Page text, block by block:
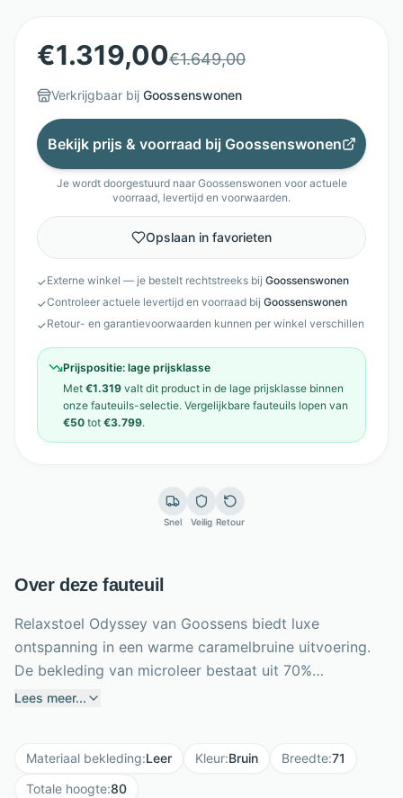
€1.319,00€1.649,00
Verkrijgbaar bij Goossenswonen
Bekijk prijs & voorraad bij Goossenswonen
Je wordt doorgestuurd naar Goossenswonen voor actuele
voorraad, levertijd en voorwaarden.
Opslaan in favorieten
✓Externe winkel — je bestelt rechtstreeks bij Goossenswonen
✓Controleer actuele levertijd en voorraad bij Goossenswonen
✓Retour- en garantievoorwaarden kunnen per winkel verschillen
Prijspositie: lage prijsklasse
Met €1.319 valt dit product in de lage prijsklasse binnen
onze fauteuils-selectie. Vergelijkbare fauteuils lopen van
€50 tot €3.799.
Snel Veilig Retour
Over deze fauteuil
Relaxstoel Odyssey van Goossens biedt luxe
ontspanning in een warme caramelbruine uitvoering.
De bekleding van microleer bestaat uit 70%
gerecycled leer en 30% polyesterstof, waardoor de
verstel je rugleuning, voetensteun en hoofdsteun
afzonderlijk naar jouw ideale relaxpositie. De accu
Lees meer...
Materiaal bekleding:Leer Kleur:Bruin Breedte:71
Totale hoogte:80